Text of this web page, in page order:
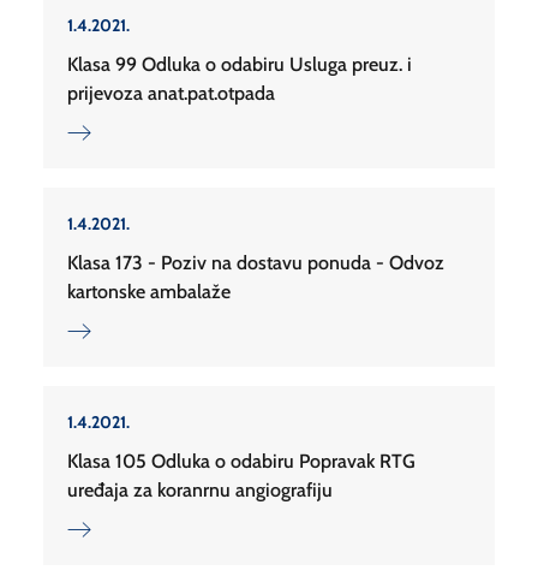
1.4.2021.
Klasa 99 Odluka o odabiru Usluga preuz. i
prijevoza anat.pat.otpada
1.4.2021.
Klasa 173 - Poziv na dostavu ponuda - Odvoz
kartonske ambalaže
1.4.2021.
Klasa 105 Odluka o odabiru Popravak RTG
uređaja za koranrnu angiografiju